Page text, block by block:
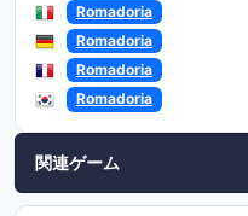
Romadoria
Romadoria
Romadoria
Romadoria
関連ゲーム